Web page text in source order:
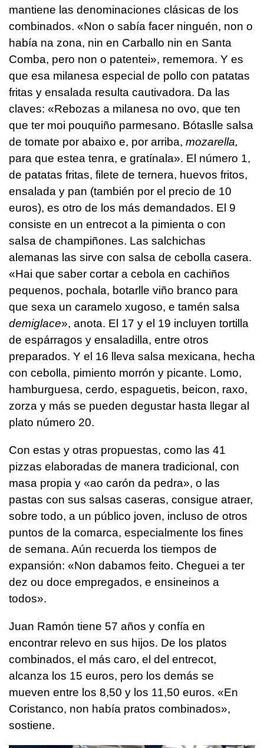
mantiene las denominaciones clásicas de los
combinados. «Non o sabía facer ninguén, non o
había na zona, nin en Carballo nin en Santa
Comba, pero non o patentei», rememora. Y es
que esa milanesa especial de pollo con patatas
fritas y ensalada resulta cautivadora. Da las
claves: «Rebozas a milanesa no ovo, que ten
que ter moi pouquiño parmesano. Bótaslle salsa
de tomate por abaixo e, por arriba, mozarella,
para que estea tenra, e gratínala». El número 1,
de patatas fritas, filete de ternera, huevos fritos,
ensalada y pan (también por el precio de 10
euros), es otro de los más demandados. El 9
consiste en un entrecot a la pimienta o con
salsa de champiñones. Las salchichas
alemanas las sirve con salsa de cebolla casera.
«Hai que saber cortar a cebola en cachiños
pequenos, pochala, botarlle viño branco para
que sexa un caramelo xugoso, e tamén salsa
demiglace», anota. El 17 y el 19 incluyen tortilla
de espárragos y ensaladilla, entre otros
preparados. Y el 16 lleva salsa mexicana, hecha
con cebolla, pimiento morrón y picante. Lomo,
hamburguesa, cerdo, espaguetis, beicon, raxo,
zorza y más se pueden degustar hasta llegar al
plato número 20.
Con estas y otras propuestas, como las 41
pizzas elaboradas de manera tradicional, con
masa propia y «ao carón da pedra», o las
pastas con sus salsas caseras, consigue atraer,
sobre todo, a un público joven, incluso de otros
puntos de la comarca, especialmente los fines
de semana. Aún recuerda los tiempos de
expansión: «Non dabamos feito. Cheguei a ter
dez ou doce empregados, e ensineinos a
todos».
Juan Ramón tiene 57 años y confía en
encontrar relevo en sus hijos. De los platos
combinados, el más caro, el del entrecot,
alcanza los 15 euros, pero los demás se
mueven entre los 8,50 y los 11,50 euros. «En
Coristanco, non había pratos combinados»,
sostiene.